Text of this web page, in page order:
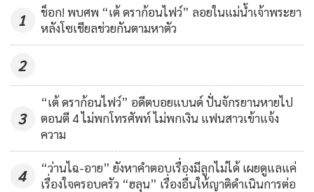
“สุดท้ายธานขอบคุณมากเลยที่ให้เกียรตินำเสนอความคิดของธา
นอีกครั้ง ขอขอบคุณแฟนคลับแล้วก็พ่อแม่พี่น้องทุกคน ที่อยู่ทุก
นี่คือถ้อยคำแถลงของเจ้าตัวที่พรั่งพรูออกมา หลังจากที่ถูก
เปิดโปงเรื่องที่ว่าไม่ใช่ลูกครึ่งไทย-เนปาล ซึ่งเจ้าตัวก็ยังยืนกราน
คำเดิม ว่าไม่ได้ลวงโลก แต่ส่วนบทสรุปของเรื่องนี้จะเป็นอย่างไร
ก็คงต้องติดตามกันต่อไป
1
ช็อก! พบศพ “เต้ ดราก้อนไฟว์” ลอยในแม่น้ำเจ้าพระยา
หลังโซเชียลช่วยกันตามหาตัว
2
3
“เต้ ดราก้อนไฟว์” อดีตบอยแบนด์ ปั่นจักรยานหายไป
ตอนตี 4 ไม่พกโทรศัพท์ ไม่พกเงิน แฟนสาวเข้าแจ้ง
ความ
4
“ว่านไฉ-อาย” ยังหาคำตอบเรื่องมีลูกไม่ได้ เผยดูแลแค่
เรื่องใจครอบครัว “ฮลุน” เรื่องอื่นให้ญาติดำเนินการต่อ